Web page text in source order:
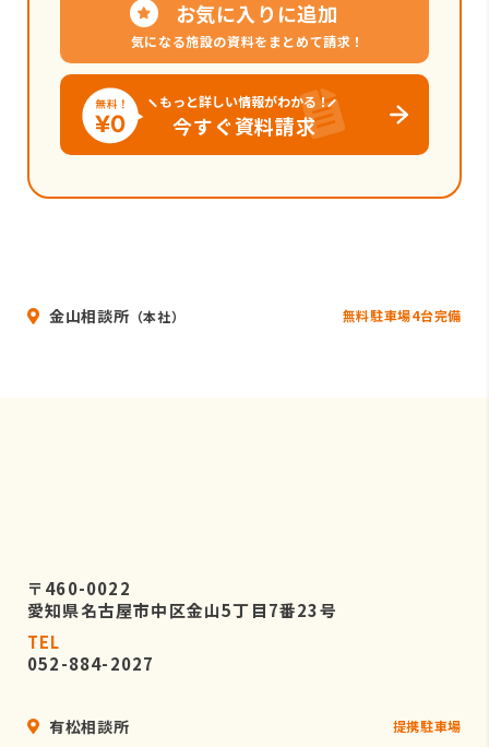
お気に入りに追加
気になる施設の資料をまとめて請求！
もっと詳しい情報がわかる！
今すぐ資料請求
金山相談所 （本社） 無料駐車場4台完備
〒460-0022
愛知県名古屋市中区金山5丁目7番23号
TEL
052-884-2027
有松相談所 提携駐車場